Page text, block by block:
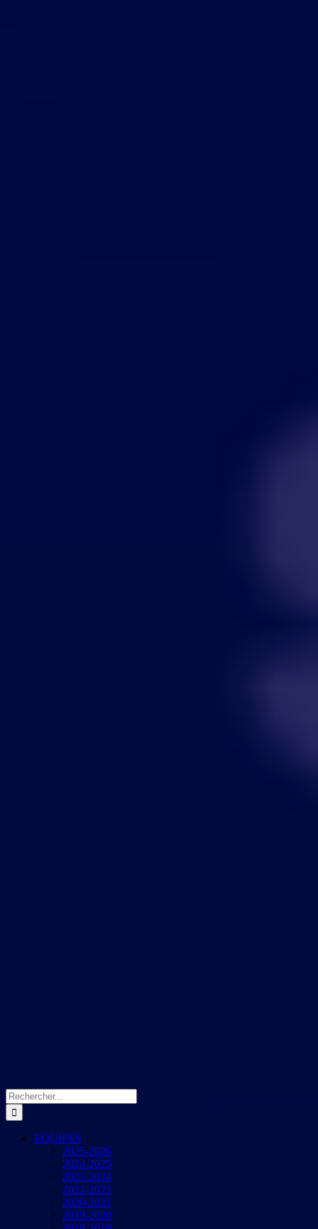
Rechercher:
EQUIPES
2025-2026
2024-2025
2023-2024
2022-2023
2020-2021
2019-2020